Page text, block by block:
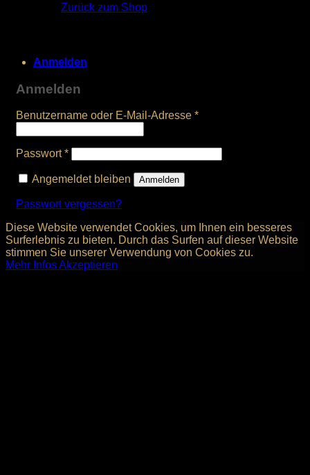
Zurück zum Shop
Anmelden
Anmelden
Benutzername oder E-Mail-Adresse *
Passwort*
Angemeldet bleiben Anmelden
Passwort vergessen?
Diese Website verwendet Cookies, um Ihnen ein besseres
Surferlebnis zu bieten. Durch das Surfen auf dieser Website
stimmen Sie unserer Verwendung von Cookies zu.
Mehr InfosAkzeptieren